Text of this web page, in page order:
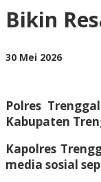
Bikin
30 Mei 2026oleh
Polres
Kabupaten
Kapolres
media sosial